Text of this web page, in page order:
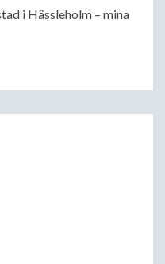
i Hässleholm – mina